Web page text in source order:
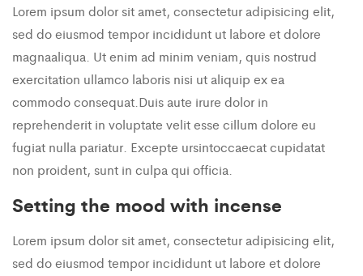
Lorem ipsum dolor sit amet, consectetur adipisicing elit,
sed do eiusmod tempor incididunt ut labore et dolore
magnaaliqua. Ut enim ad minim veniam, quis nostrud
exercitation ullamco laboris nisi ut aliquip ex ea
commodo consequat.Duis aute irure dolor in
reprehenderit in voluptate velit esse cillum dolore eu
fugiat nulla pariatur. Excepte ursintoccaecat cupidatat
non proident, sunt in culpa qui officia.
Setting the mood with incense
Lorem ipsum dolor sit amet, consectetur adipisicing elit,
sed do eiusmod tempor incididunt ut labore et dolore